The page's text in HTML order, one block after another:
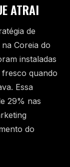
ATRAI
de
Coreia do
instaladas
quando
Essa
29% nas
do